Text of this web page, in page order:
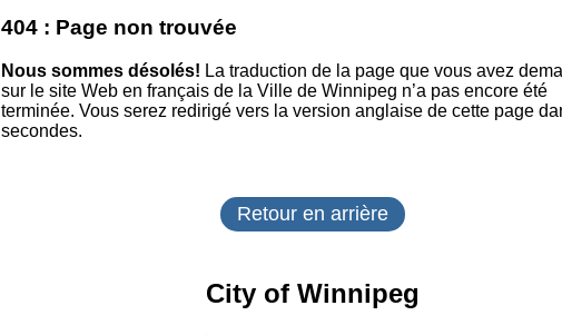
404 : Page non trouvée
Nous sommes désolés! La traduction de la page que vous avez
sur le site Web en français de la Ville de Winnipeg n’a pas encore été
terminée. Vous serez redirigé vers la version anglaise de cette page
secondes.
Retour en arrière
City of Winnipeg